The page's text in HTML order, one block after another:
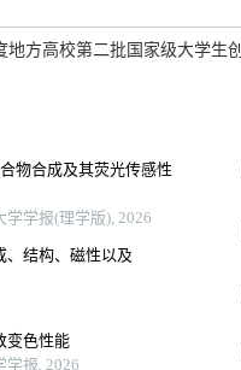
地方高校第二批国家级大学生